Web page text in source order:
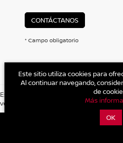
CONTÁCTANOS
* Campo obligatorio
Es posible que no represente el
version y estilo pueden variar)
Michoacán de Ocampo,
Aviso de
Este sitio utiliza cookies para
Al continuar navegando,
de
Más
OK